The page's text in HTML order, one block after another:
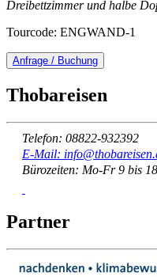
Dreibettzimmer und halbe
Tourcode: ENGWAND-1
Anfrage / Buchung
Thobareisen
Telefon: 08822-932392
E-Mail:
Bürozeiten: Mo-Fr 9 bis
Partner